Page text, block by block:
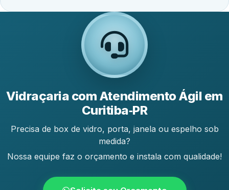
Vidraçaria com Atendimento Ágil em
Curitiba‑PR
Precisa de box de vidro, porta, janela ou espelho sob
medida?
Nossa equipe faz o orçamento e instala com qualidade!